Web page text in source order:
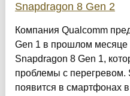
Snapdragon 8 Gen 2
Компания Qualcomm
Gen 1 в прошлом месяце
Snapdragon 8 Gen 1,
проблемы с перегревом.
появится в смартфонах